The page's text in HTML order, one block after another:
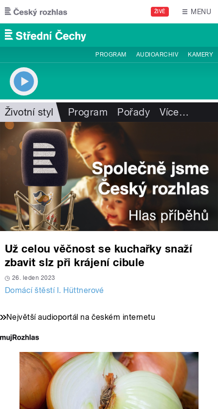
Přejít k hlavnímu obsahu
ŽIVĚ MENU
PROGRAM AUDIOARCHIV KAMERY
Životní styl Program Pořady Více…
Už celou věčnost se kuchařky snaží
zbavit slz při krájení cibule
26. leden 2023
Domácí štěstí I. Hüttnerové
Největší audioportál na českém internetu